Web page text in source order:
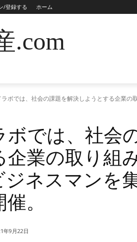
/登録する ホーム
.com
ラボでは、社会の課題を解決しようとする企業の
ボでは、社会
企業の取り組
ジネスマンを
。
年9月22日